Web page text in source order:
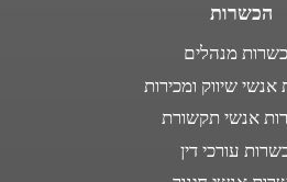
הכשרות
מנהלים
שיווק ומכירות
אנשי תקשורת
עורכי דין